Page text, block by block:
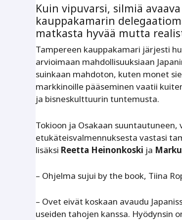
Kuin vipuvarsi, silmiä
kauppakamarin
matkasta hyvää mutta
Tampereen kauppakamari järjesti
arvioimaan mahdollisuuksiaan
suinkaan mahdoton, kuten monet
markkinoille pääseminen vaatii
ja bisneskulttuurin tuntemusta.
Tokioon ja Osakaan
etukäteisvalmennuksesta vastasi
lisäksi Reetta Heinonkoski ja
– Ohjelma sujui by the book, Tiina
– Ovet eivät koskaan avaudu
useiden tahojen kanssa. Hyödynsin